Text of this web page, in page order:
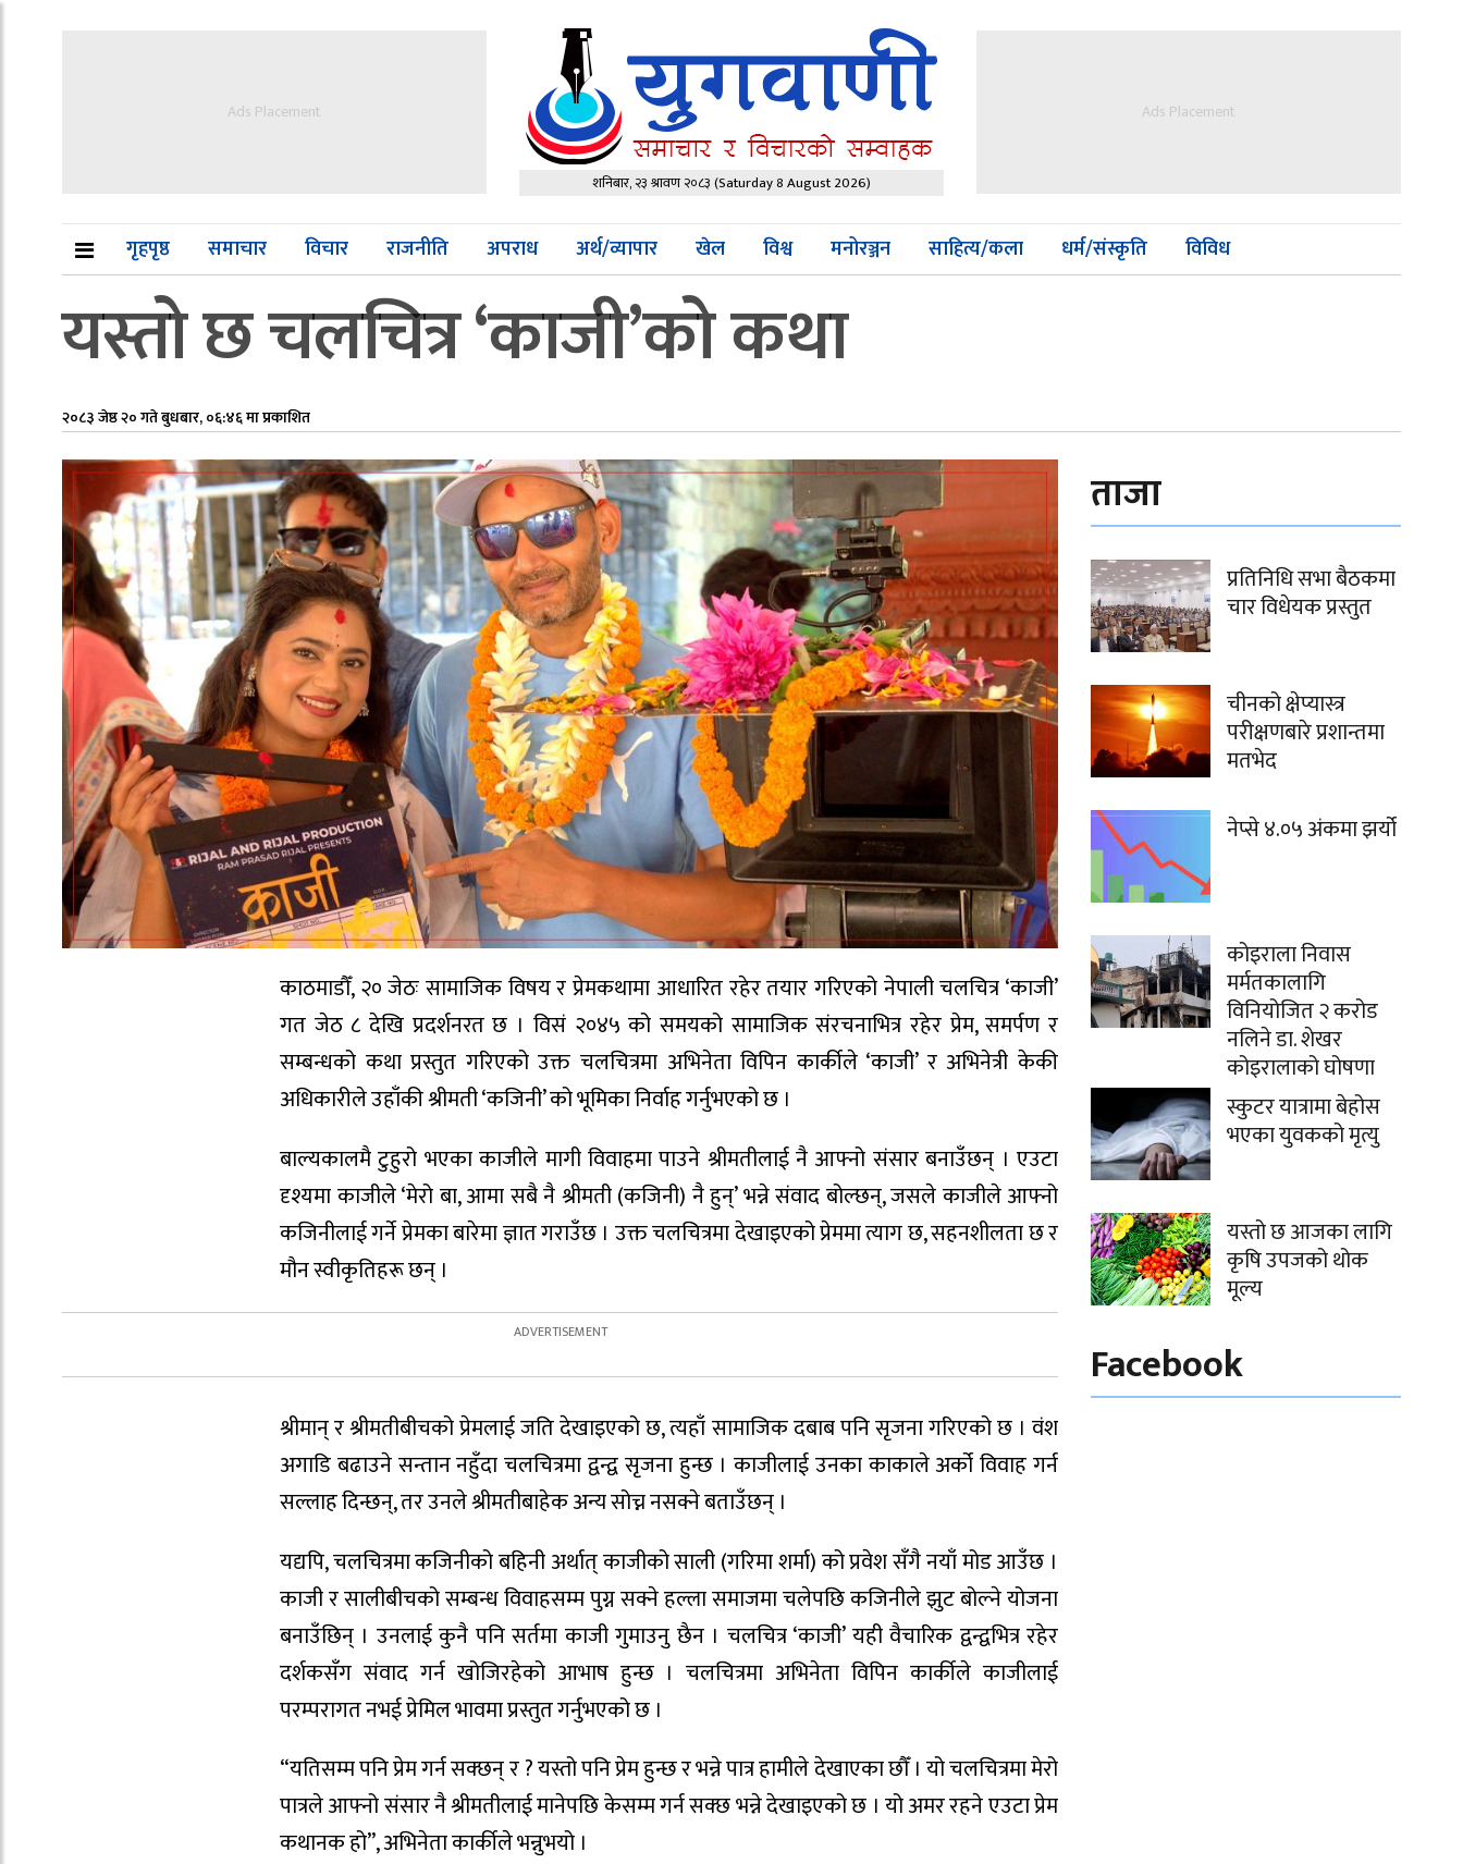
Ads Placement
शनिबार, २३ श्रावण २०८३(Saturday 8 August 2026)
Ads Placement
गृहपृष्ठ समाचार विचार राजनीति अपराध अर्थ/व्यापार खेल विश्व मनोरञ्जन साहित्य/कला धर्म/संस्कृति विविध
यस्तो छ चलचित्र ‘काजी’को कथा
२०८३ जेष्ठ २० गते बुधबार, ०६:४६ मा प्रकाशित
काठमाडौँ, २० जेठः सामाजिक विषय र प्रेमकथामा आधारित रहेर तयार गरिएको नेपाली चलचित्र ‘काजी’
गत जेठ ८ देखि प्रदर्शनरत छ । विसं २०४५ को समयको सामाजिक संरचनाभित्र रहेर प्रेम, समर्पण र
सम्बन्धको कथा प्रस्तुत गरिएको उक्त चलचित्रमा अभिनेता विपिन कार्कीले ‘काजी’ र अभिनेत्री केकी
अधिकारीले उहाँकी श्रीमती ‘कजिनी’ को भूमिका निर्वाह गर्नुभएको छ ।
बाल्यकालमै टुहुरो भएका काजीले मागी विवाहमा पाउने श्रीमतीलाई नै आफ्नो संसार बनाउँछन् । एउटा
दृश्यमा काजीले ‘मेरो बा, आमा सबै नै श्रीमती (कजिनी) नै हुन्’ भन्ने संवाद बोल्छन्, जसले काजीले आफ्नो
कजिनीलाई गर्ने प्रेमका बारेमा ज्ञात गराउँछ । उक्त चलचित्रमा देखाइएको प्रेममा त्याग छ, सहनशीलता छ र
मौन स्वीकृतिहरू छन् ।
श्रीमान् र श्रीमतीबीचको प्रेमलाई जति देखाइएको छ, त्यहाँ सामाजिक दबाब पनि सृजना गरिएको छ । वंश
अगाडि बढाउने सन्तान नहुँदा चलचित्रमा द्वन्द्व सृजना हुन्छ । काजीलाई उनका काकाले अर्को विवाह गर्न
सल्लाह दिन्छन्, तर उनले श्रीमतीबाहेक अन्य सोच्न नसक्ने बताउँछन् ।
यद्यपि, चलचित्रमा कजिनीको बहिनी अर्थात् काजीको साली (गरिमा शर्मा) को प्रवेश सँगै नयाँ मोड आउँछ ।
काजी र सालीबीचको सम्बन्ध विवाहसम्म पुग्न सक्ने हल्ला समाजमा चलेपछि कजिनीले झुट बोल्ने योजना
बनाउँछिन् । उनलाई कुनै पनि सर्तमा काजी गुमाउनु छैन । चलचित्र ‘काजी’ यही वैचारिक द्वन्द्वभित्र रहेर
दर्शकसँग संवाद गर्न खोजिरहेको आभाष हुन्छ । चलचित्रमा अभिनेता विपिन कार्कीले काजीलाई
परम्परागत नभई प्रेमिल भावमा प्रस्तुत गर्नुभएको छ ।
“यतिसम्म पनि प्रेम गर्न सक्छन् र ? यस्तो पनि प्रेम हुन्छ र भन्ने पात्र हामीले देखाएका छौँ । यो चलचित्रमा मेरो
पात्रले आफ्नो संसार नै श्रीमतीलाई मानेपछि केसम्म गर्न सक्छ भन्ने देखाइएको छ । यो अमर रहने एउटा प्रेम
कथानक हो”, अभिनेता कार्कीले भन्नुभयो ।
ताजा
प्रतिनिधि सभा बैठकमा
चार विधेयक प्रस्तुत
चीनको क्षेप्यास्त्र
परीक्षणबारे प्रशान्तमा
मतभेद
नेप्से ४.०५ अंकमा झर्यो
कोइराला निवास
मर्मतकालागि
विनियोजित २ करोड
नलिने डा. शेखर
कोइरालाको घोषणा
स्कुटर यात्रामा बेहोस
भएका युवकको मृत्यु
यस्तो छ आजका लागि
कृषि उपजको थोक
मूल्य
Facebook